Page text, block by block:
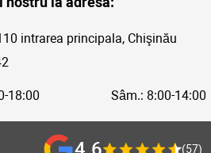
intrarea principala, Chişinău
18:00 Sâm.: 8:00-14:00
(57)